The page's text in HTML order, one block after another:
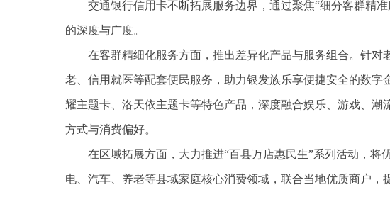
交通银行信用卡不断拓展服务边界，通过聚焦“细分客群精
的深度与广度。
在客群精细化服务方面，推出差异化产品与服务组合。针
老、信用就医等配套便民服务，助力银发族乐享便捷安全的数
耀主题卡、洛天依主题卡等特色产品，深度融合娱乐、游戏、
方式与消费偏好。
在区域拓展方面，大力推进“百县万店惠民生”系列活动，
电、汽车、养老等县域家庭核心消费领域，联合当地优质商户